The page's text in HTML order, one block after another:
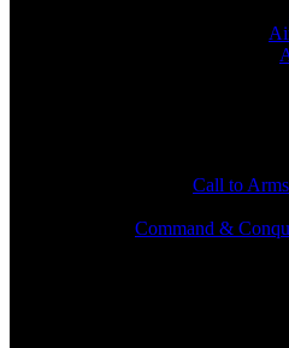
Call to
Command &